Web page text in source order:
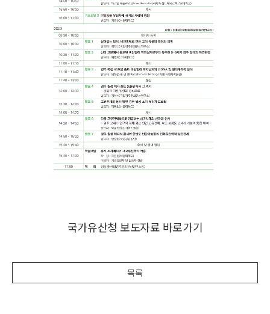
국가유산청 보도자료 바로가기
목록